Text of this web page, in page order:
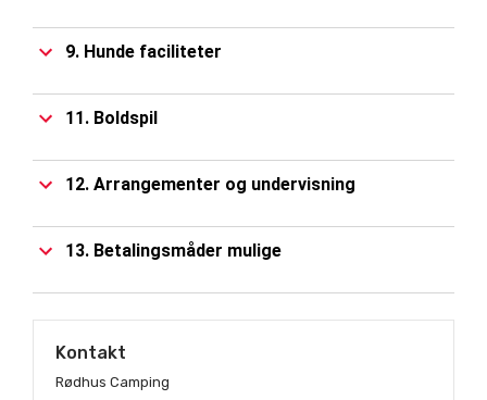
9. Hunde faciliteter
11. Boldspil
12. Arrangementer og undervisning
13. Betalingsmåder mulige
Kontakt
Rødhus Camping